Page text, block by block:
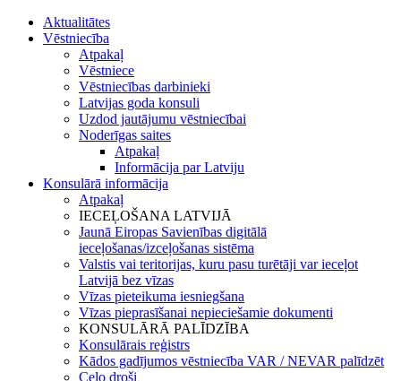
Aktualitātes
Vēstniecība
Atpakaļ
Vēstniece
Vēstniecības darbinieki
Latvijas goda konsuli
Uzdod jautājumu vēstniecībai
Noderīgas saites
Atpakaļ
Informācija par Latviju
Konsulārā informācija
Atpakaļ
IECEĻOŠANA LATVIJĀ
Jaunā Eiropas Savienības digitālā
ieceļošanas/izceļošanas sistēma
Valstis vai teritorijas, kuru pasu turētāji var ieceļot
Latvijā bez vīzas
Vīzas pieteikuma iesniegšana
Vīzas pieprasīšanai nepieciešamie dokumenti
KONSULĀRĀ PALĪDZĪBA
Konsulārais reģistrs
Kādos gadījumos vēstniecība VAR / NEVAR palīdzēt
Ceļo droši